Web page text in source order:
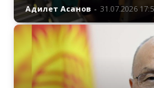
Адилет Асанов - 31.07.2026